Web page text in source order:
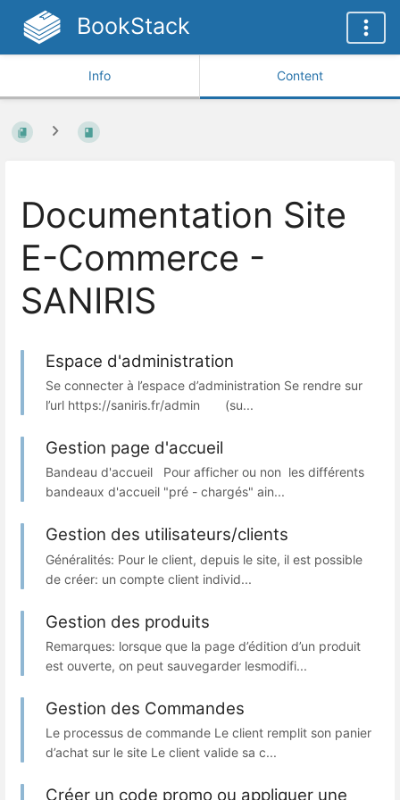
BookStack
Info Content
Documentation Site
E-Commerce -
SANIRIS
Espace d'administration
Se connecter à l’espace d’administration Se rendre sur
l’url https://saniris.fr/admin (su...
Gestion page d'accueil
Bandeau d'accueil Pour afficher ou non les différents
bandeaux d'accueil "pré - chargés" ain...
Gestion des utilisateurs/clients
Généralités: Pour le client, depuis le site, il est possible
de créer: un compte client individ...
Gestion des produits
Remarques: lorsque que la page d’édition d’un produit
est ouverte, on peut sauvegarder lesmodifi...
Gestion des Commandes
Le processus de commande Le client remplit son panier
d’achat sur le site Le client valide sa c...
Créer un code promo ou appliquer une